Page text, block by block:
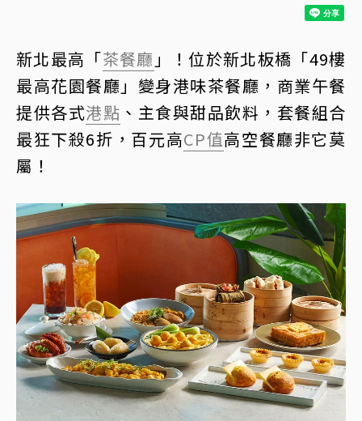
新北最高「茶餐廳 」！位於新北板橋「49樓
最高花園餐廳」變身港味茶餐廳，商業午餐
提供各式港點 、主食與甜品飲料，套餐組合
最狂下殺6折，百元高CP值高空餐廳非它莫
屬！